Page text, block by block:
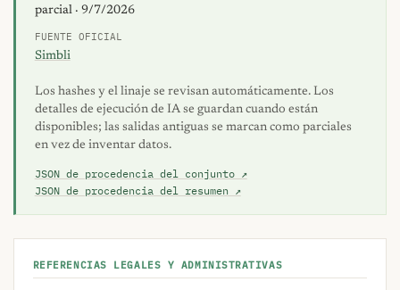
parcial · 9/7/2026
FUENTE OFICIAL
Simbli
Los hashes y el linaje se revisan automáticamente. Los
detalles de ejecución de IA se guardan cuando están
disponibles; las salidas antiguas se marcan como parciales
en vez de inventar datos.
JSON de procedencia del conjunto ↗
JSON de procedencia del resumen ↗
REFERENCIAS LEGALES Y ADMINISTRATIVAS